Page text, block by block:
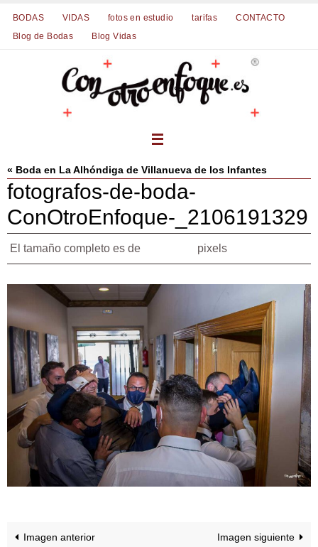
contenido
BODAS VIDAS fotos en estudio tarifas
CONTACTO
Blog de Bodas
Blog Vidas
« Boda en La Alhóndiga de Villanueva de los Infantes
fotografos-de-boda-
ConOtroEnfoque-_2106191329
El tamaño completo es de pixels
Imagen anterior Imagen siguiente